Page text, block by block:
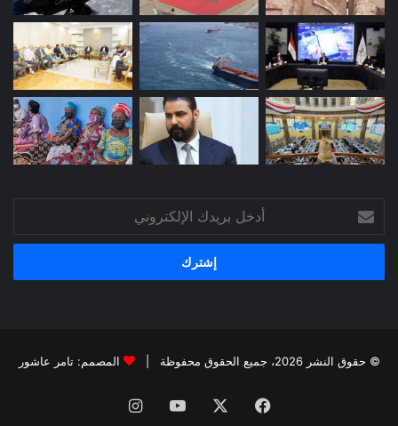
بريدك
الإلكتروني
© حقوق النشر 2026، جميع الحقوق محفوظة | المصمم: تامر عاشور
فيسبوك يوتيوبانستقرام